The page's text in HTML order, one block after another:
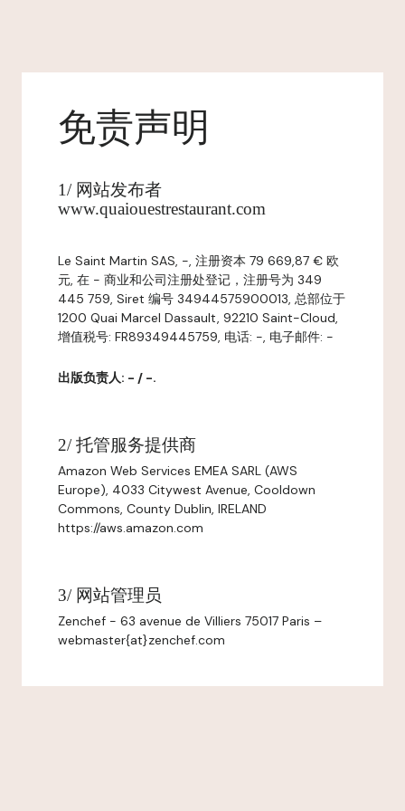
免责声明
1/ 网站发布者
www.quaiouestrestaurant.com
Le Saint Martin SAS, -, 注册资本 79 669,87 € 欧
元, 在 - 商业和公司注册处登记，注册号为 349
445 759, Siret 编号 34944575900013, 总部位于
1200 Quai Marcel Dassault, 92210 Saint-Cloud,
增值税号: FR89349445759, 电话: -, 电子邮件: -
出版负责人: - / -.
2/ 托管服务提供商
Amazon Web Services EMEA SARL (AWS
Europe), 4033 Citywest Avenue, Cooldown
Commons, County Dublin, IRELAND
https://aws.amazon.com
3/ 网站管理员
Zenchef - 63 avenue de Villiers 75017 Paris –
webmaster{at}zenchef.com